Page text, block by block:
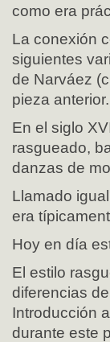
como era
La conexión
siguientes
de Narváez
pieza anterior.
En el siglo
rasgueado,
danzas de
Llamado
era
Hoy en día
El estilo
diferencias
Introducción
durante este